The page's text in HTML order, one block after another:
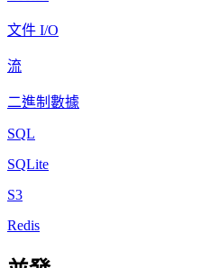
文件 I/O
流
二進制數據
SQL
SQLite
S3
Redis